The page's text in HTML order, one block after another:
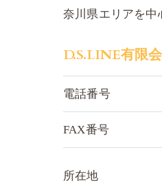
奈川県エリアを中
D.S.LINE有限
電話番号
FAX番号
所在地